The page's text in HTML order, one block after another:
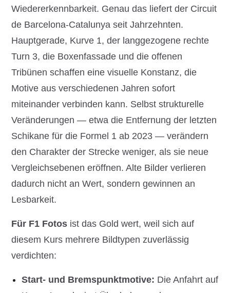
Wiedererkennbarkeit. Genau das liefert der Circuit
de Barcelona-Catalunya seit Jahrzehnten.
Hauptgerade, Kurve 1, der langgezogene rechte
Turn 3, die Boxenfassade und die offenen
Tribünen schaffen eine visuelle Konstanz, die
Motive aus verschiedenen Jahren sofort
miteinander verbinden kann. Selbst strukturelle
Veränderungen — etwa die Entfernung der letzten
Schikane für die Formel 1 ab 2023 — verändern
den Charakter der Strecke weniger, als sie neue
Vergleichsebenen eröffnen. Alte Bilder verlieren
dadurch nicht an Wert, sondern gewinnen an
Lesbarkeit.
Für F1 Fotos ist das Gold wert, weil sich auf
diesem Kurs mehrere Bildtypen zuverlässig
verdichten:
Start- und Bremspunktmotive: Die Anfahrt auf